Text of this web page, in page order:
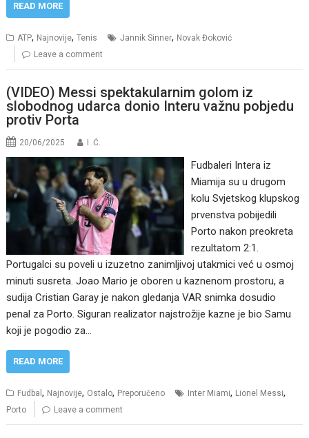
READ MORE
ATP, Najnovije,Tenis Jannik Sinner, Novak Đoković
Leave a comment
(VIDEO) Messi spektakularnim golom iz
slobodnog udarca donio Interu važnu pobjedu
protiv Porta
20/06/2025 I. Ć.
Fudbaleri Intera iz
Miamija su u drugom
kolu Svjetskog klupskog
prvenstva pobijedili
Porto nakon preokreta
rezultatom 2:1.
Portugalci su poveli u izuzetno zanimljivoj utakmici već u osmoj
minuti susreta. Joao Mario je oboren u kaznenom prostoru, a
sudija Cristian Garay je nakon gledanja VAR snimka dosudio
penal za Porto. Siguran realizator najstrožije kazne je bio Samu
koji je pogodio za…
READ MORE
Fudbal, Najnovije, Ostalo, Preporučeno Inter Miami, Lionel Messi,
Porto Leave a comment